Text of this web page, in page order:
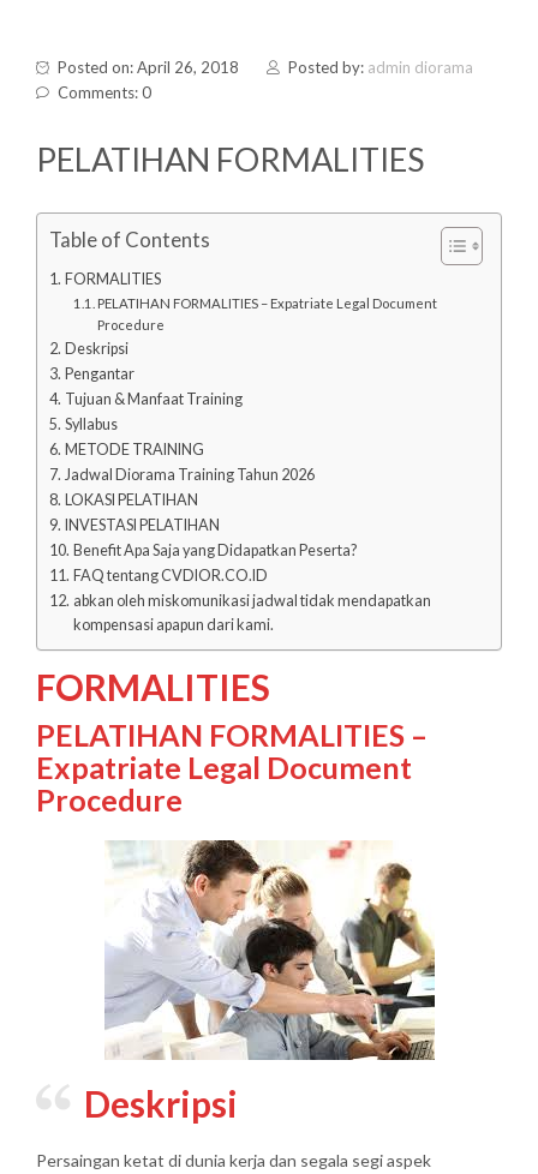
Posted on: April 26, 2018 Posted by: admin diorama
Comments: 0
PELATIHAN FORMALITIES
Table of Contents
FORMALITIES
PELATIHAN FORMALITIES – Expatriate Legal Document
Procedure
Deskripsi
Pengantar
Tujuan & Manfaat Training
Syllabus
METODE TRAINING
Jadwal Diorama Training Tahun 2026
LOKASI PELATIHAN
INVESTASI PELATIHAN
Benefit Apa Saja yang Didapatkan Peserta?
FAQ tentang CVDIOR.CO.ID
abkan oleh miskomunikasi jadwal tidak mendapatkan
kompensasi apapun dari kami.
FORMALITIES
PELATIHAN FORMALITIES –
Expatriate Legal Document
Procedure
Deskripsi
Persaingan ketat di dunia kerja dan segala segi aspek